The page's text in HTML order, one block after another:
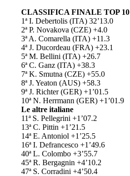
CLASSIFICA FINALE TOP 10
1ª I. Debertolis (ITA) 32’13.0
2ª P. Novakova (CZE) +4.0
3ª A. Comarella (ITA) +11.3
4ª J. Ducordeau (FRA) +23.1
5ª M. Bellini (ITA) +26.7
6ª C. Ganz (ITA) +38.3
7ª K. Smutna (CZE) +55.0
8ª J. Yeaton (AUS) +58.3
9ª J. Richter (GER) +1’01.5
10ª N. Herrmann (GER) +1’01.9
Le altre italiane
11ª S. Pellegrini +1’07.2
13ª C. Pittin +1’21.5
14ª E. Antoniol +1’25.5
16ª I. Defrancesco +1’49.6
40ª L. Colombo +3’55.7
45ª R. Bergagnin +4’10.2
47ª S. Corradini +4’50.4